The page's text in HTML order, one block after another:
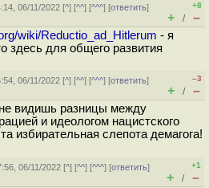
06/11/2022 [^] [^^] [^^^] [ответить]
+8
+ / –
wiki/Reductio_ad_Hitlerum - я
здесь для общего развития
06/11/2022 [^] [^^] [^^^] [ответить]
–3
+ / –
видишь разницы между
и идеологом нацистского
избирательная слепота демагога!
06/11/2022 [^] [^^] [^^^] [ответить]
+1
+ / –